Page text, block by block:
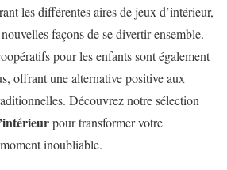
les différentes aires de jeux d’intérieur,
façons de se divertir ensemble.
pour les enfants sont également
offrant une alternative positive aux
Découvrez notre sélection
pour transformer votre
inoubliable.